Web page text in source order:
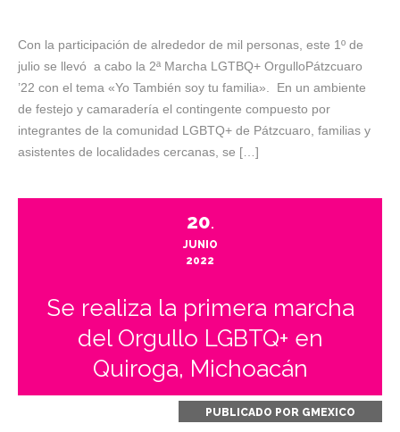
Con la participación de alrededor de mil personas, este 1º de
julio se llevó a cabo la 2ª Marcha LGTBQ+ OrgulloPátzcuaro
’22 con el tema «Yo También soy tu familia». En un ambiente
de festejo y camaradería el contingente compuesto por
integrantes de la comunidad LGBTQ+ de Pátzcuaro, familias y
asistentes de localidades cercanas, se […]
20.
JUNIO
2022
Se realiza la primera marcha
del Orgullo LGBTQ+ en
Quiroga, Michoacán
PUBLICADO POR GMEXICO